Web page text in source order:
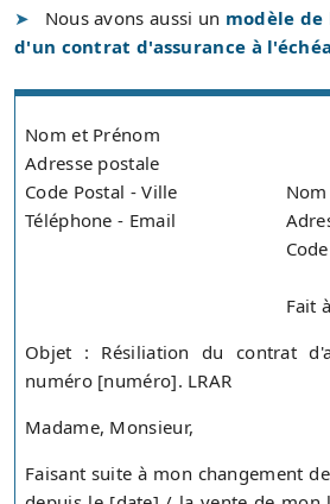
Nous avons aussi un modèle
d'un contrat d'assurance à
Nom et Prénom
Adresse postale
Code Postal - Ville
Téléphone - Email
Fait
Objet : Résiliation du contrat
numéro [numéro]. LRAR
Madame, Monsieur,
Faisant suite à mon changement